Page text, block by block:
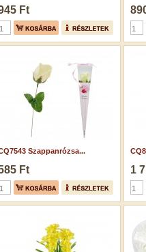
Ft
Szappanrózsa...
Ft 1